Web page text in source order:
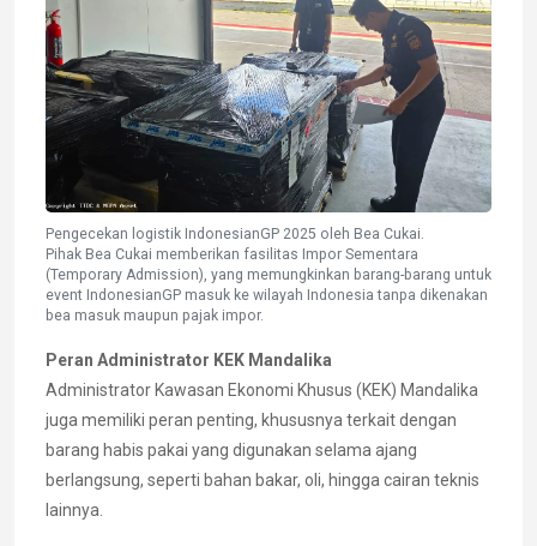
Pengecekan logistik IndonesianGP 2025 oleh Bea Cukai.
Pihak Bea Cukai memberikan fasilitas Impor Sementara
(Temporary Admission), yang memungkinkan barang-barang untuk
event IndonesianGP masuk ke wilayah Indonesia tanpa dikenakan
bea masuk maupun pajak impor.
Peran Administrator KEK Mandalika
Administrator Kawasan Ekonomi Khusus (KEK) Mandalika
juga memiliki peran penting, khususnya terkait dengan
barang habis pakai yang digunakan selama ajang
berlangsung, seperti bahan bakar, oli, hingga cairan teknis
lainnya.